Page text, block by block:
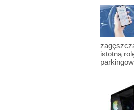
istotną